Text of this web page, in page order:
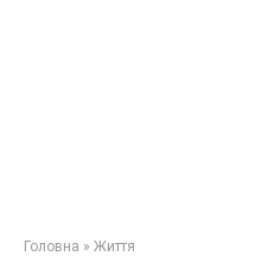
Головна » Життя